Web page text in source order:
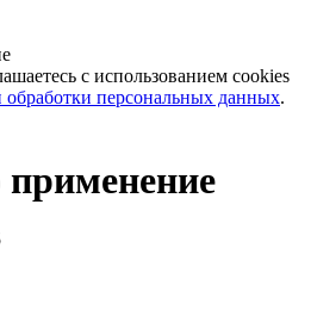
с использованием cookies
персональных данных.
применение